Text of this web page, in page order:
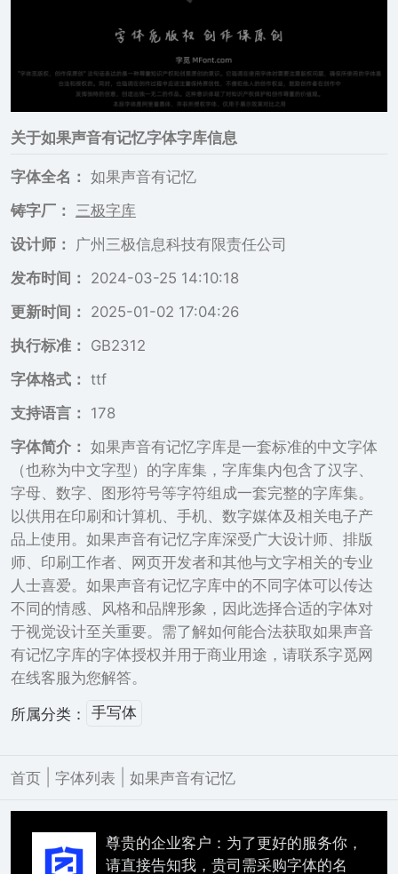
关于如果声音有记忆字体字库信息
字体全名： 如果声音有记忆
铸字厂：
三极字库
设计师：
广州三极信息科技有限责任公司
发布时间：
2024-03-25 14:10:18
更新时间：
2025-01-02 17:04:26
执行标准：
GB2312
字体格式： ttf
支持语言：
178
字体简介： 如果声音有记忆字库是一套标准的中文字体
（也称为中文字型）的字库集，字库集内包含了汉字、
字母、数字、图形符号等字符组成一套完整的字库集。
以供用在印刷和计算机、手机、数字媒体及相关电子产
品上使用。如果声音有记忆字库深受广大设计师、排版
师、印刷工作者、网页开发者和其他与文字相关的专业
人士喜爱。如果声音有记忆字库中的不同字体可以传达
不同的情感、风格和品牌形象，因此选择合适的字体对
于视觉设计至关重要。需了解如何能合法获取如果声音
有记忆字库的字体授权并用于商业用途，请联系字觅网
在线客服为您解答。
所属分类： 手写体
首页 字体列表 如果声音有记忆
尊贵的企业客户：为了更好的服务你，
请直接告知我，贵司需采购字体的名